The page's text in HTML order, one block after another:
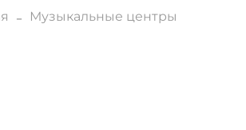
Музыкальные центры